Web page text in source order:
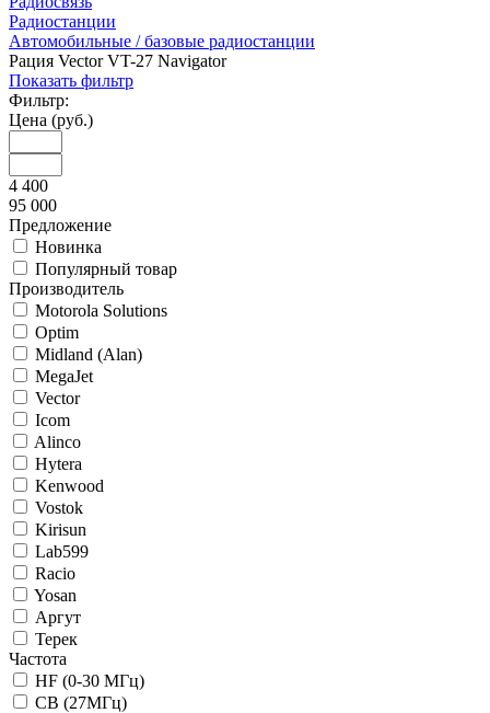
Радиостанции
Автомобильные / базовые радиостанции
Рация Vector VT-27 Navigator
Показать фильтр
Фильтр:
Цена (руб.)
4 400
95 000
Предложение
Новинка
Популярный товар
Производитель
Motorola Solutions
Optim
Midland (Alan)
MegaJet
Vector
Icom
Alinco
Hytera
Kenwood
Vostok
Kirisun
Lab599
Racio
Yosan
Аргут
Терек
Частота
HF (0-30 МГц)
CB (27МГц)